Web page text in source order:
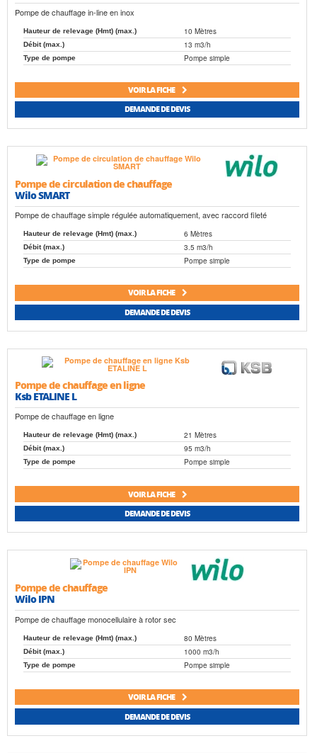
Pompe de chauffage in-line en inox
Hauteur de relevage (Hmt) (max.) 10 Mètres
Débit (max.) 13 m3/h
Type de pompe Pompe simple
VOIR LA FICHE
DEMANDE DE DEVIS
Pompe de circulation de chauffage
Wilo SMART
Pompe de chauffage simple régulée automatiquement, avec raccord fileté
Hauteur de relevage (Hmt) (max.) 6 Mètres
Débit (max.) 3.5 m3/h
Type de pompe Pompe simple
VOIR LA FICHE
DEMANDE DE DEVIS
Pompe de chauffage en ligne
Ksb ETALINE L
Pompe de chauffage en ligne
Hauteur de relevage (Hmt) (max.) 21 Mètres
Débit (max.) 95 m3/h
Type de pompe Pompe simple
VOIR LA FICHE
DEMANDE DE DEVIS
Pompe de chauffage
Wilo IPN
Pompe de chauffage monocellulaire à rotor sec
Hauteur de relevage (Hmt) (max.) 80 Mètres
Débit (max.) 1000 m3/h
Type de pompe Pompe simple
VOIR LA FICHE
DEMANDE DE DEVIS